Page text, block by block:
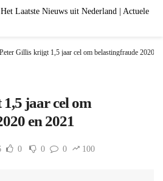
Peter Gillis krijgt 1,5 jaar cel om belastingfraude 2020
jaar cel om
en 2021
0 0 0 100